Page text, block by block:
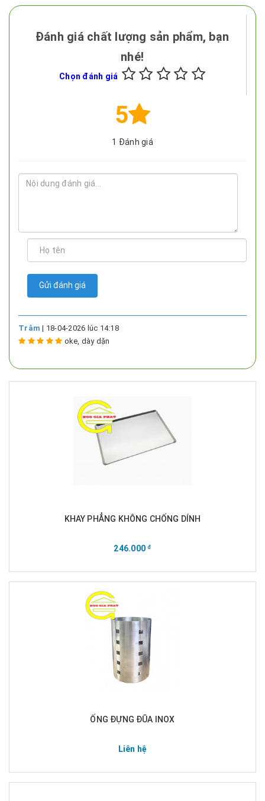
Đánh giá chất lượng sản phẩm, bạn
nhé!
Chọn đánh giá
5
1 Đánh giá
Gửi đánh giá
Trâm| 18-04-2026 lúc 14:18
oke, dày dặn
KHAY PHẲNG KHÔNG CHỐNG DÍNH
246.000đ
ỐNG ĐỰNG ĐŨA INOX
Liên hệ